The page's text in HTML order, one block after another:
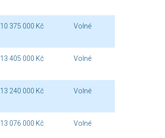
10 375 000 Kč Volné
13 405 000 Kč Volné
13 240 000 Kč Volné
13 076 000 Kč Volné